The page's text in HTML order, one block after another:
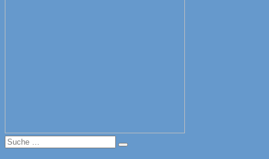
Suche
nach:
Suche